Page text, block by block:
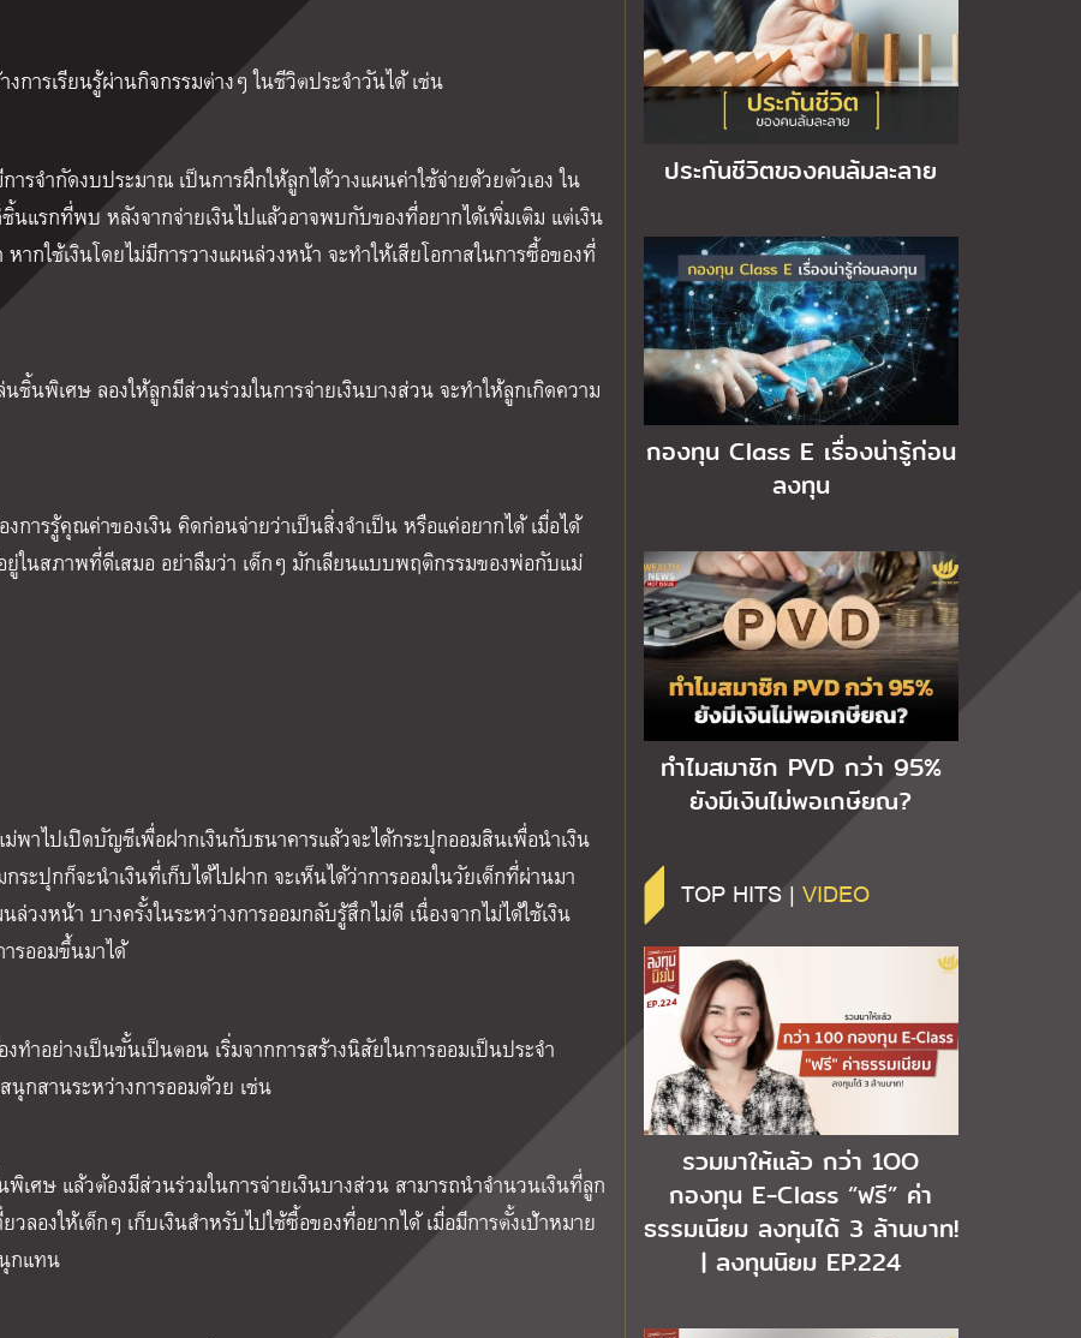
การเรียนรู้ผ่านกิจกรรมต่างๆ ในชีวิตประจำวันได้ เช่น
รจำกัดงบประมาณ เป็นการฝึกให้ลูกได้วางแผนค่าใช้จ่ายด้วยตัวเอง ใน
แรกที่พบ หลังจากจ่ายเงินไปแล้วอาจพบกับของที่อยากได้เพิ่มเติม แต่เงิน
ากใช้เงินโดยไม่มีการวางแผนล่วงหน้า จะทำให้เสียโอกาสในการซื้อของที่
ชิ้นพิเศษ ลองให้ลูกมีส่วนร่วมในการจ่ายเงินบางส่วน จะทำให้ลูกเกิดความ
ารรู้คุณค่าของเงิน คิดก่อนจ่ายว่าเป็นสิ่งจำเป็น หรือแค่อยากได้ เมื่อได้
ยู่ในสภาพที่ดีเสมอ อย่าลืมว่า เด็กๆ มักเลียนแบบพฤติกรรมของพ่อกับแม่
าไปเปิดบัญชีเพื่อฝากเงินกับธนาคารแล้วจะได้กระปุกออมสินเพื่อนำเงิน
ะปุกก็จะนำเงินที่เก็บได้ไปฝาก จะเห็นได้ว่าการออมในวัยเด็กที่ผ่านมา
วงหน้า บางครั้งในระหว่างการออมกลับรู้สึกไม่ดี เนื่องจากไม่ได้ใช้เงิน
รออมขึ้นมาได้
ำอย่างเป็นขั้นเป็นตอน เริ่มจากการสร้างนิสัยในการออมเป็นประจำ
นุกสานระหว่างการออมด้วย เช่น
พิเศษ แล้วต้องมีส่วนร่วมในการจ่ายเงินบางส่วน สามารถนำจำนวนเงินที่ลูก
วลองให้เด็กๆ เก็บเงินสำหรับไปใช้ซื้อของที่อยากได้ เมื่อมีการตั้งเป้าหมาย
กแทน
ประกันชีวิตของคนล้มละลาย
กองทุน Class E เรื่องน่ารู้ก่อน
ลงทุน
ทำไมสมาชิก PVD กว่า 95%
ยังมีเงินไม่พอเกษียณ?
TOP HITS | VIDEO
รวมมาให้แล้ว กว่า 1OO
กองทุน E-Class “ฟรี” ค่า
ธรรมเนียม ลงทุนได้ 3 ล้านบาท!
| ลงทุนนิยม EP.224